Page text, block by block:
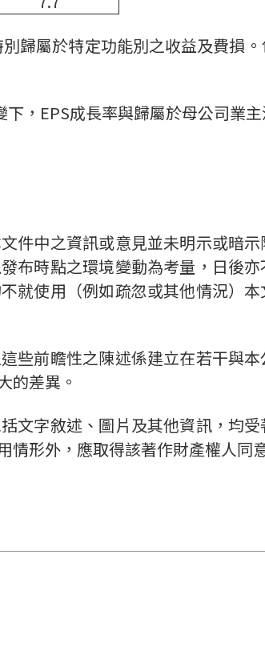
歸屬於特定功能別之收益及費損
，EPS成長率與歸屬於母公司業
件中之資訊或意見並未明示或暗
布時點之環境變動為考量，日後
就使用（例如疏忽或其他情況）
些前瞻性之陳述係建立在若干與
的差異。
文字敘述、圖片及其他資訊，均
形外，應取得該著作財產權人同